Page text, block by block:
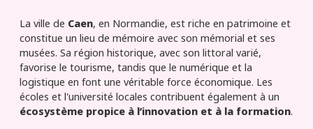
La ville de Caen, en Normandie, est riche en patrimoine et
constitue un lieu de mémoire avec son mémorial et ses
musées. Sa région historique, avec son littoral varié,
favorise le tourisme, tandis que le numérique et la
logistique en font une véritable force économique. Les
écoles et l'université locales contribuent également à un
écosystème propice à l’innovation et à la formation.